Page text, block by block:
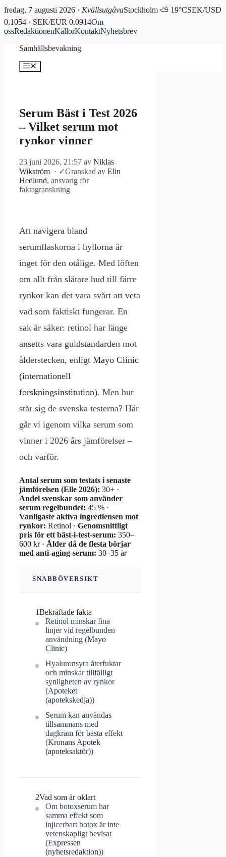
fredag, 7 augusti 2026 · KvällsutgåvaStockholm ⛅ 19°CSEK/USD
0.1054 · SEK/EUR 0.0914Om
ossRedaktionenKällorKontaktNyhetsbrev
Samhällsbevakning
Meny
Serum Bäst i Test 2026
– Vilket serum mot
rynkor vinner
23 juni 2026, 21:57 av Niklas
Wikström · ✓Granskad av Elin
Hedlund, ansvarig för
faktagranskning
Att navigera bland
serumflaskorna i hyllorna är
inget för den otålige. Med löften
om allt från slätare hud till färre
rynkor kan det vara svårt att veta
vad som faktiskt fungerar. En
sak är säker: retinol har länge
ansetts vara guldstandarden mot
ålderstecken, enligt Mayo Clinic
(internationell
forskningsinstitution). Men hur
står sig de svenska testerna? Här
går vi igenom vilka serum som
vinner i 2026 års jämförelser –
och varför.
Antal serum som testats i senaste
jämförelsen (Elle 2026): 30+ ·
Andel svenskar som använder
serum regelbundet: 45 % ·
Vanligaste aktiva ingrediensen mot
rynkor: Retinol · Genomsnittligt
pris för ett bäst-i-test-serum: 350–
600 kr · Ålder då de flesta börjar
med anti-aging-serum: 30–35 år
SNABBÖVERSIKT
1Bekräftade fakta
Retinol minskar fina
linjer vid regelbunden
användning (Mayo
Clinic)
Hyaluronsyra återfuktar
och minskar tillfälligt
synligheten av rynkor
(Apoteket
(apotekskedja))
Serum kan användas
tillsammans med
dagkräm för bästa effekt
(Kronans Apotek
(apoteksaktör))
2Vad som är oklart
Om botoxserum har
samma effekt som
injicerbart botox är inte
vetenskapligt bevisat
(Expressen
(nyhetsredaktion))